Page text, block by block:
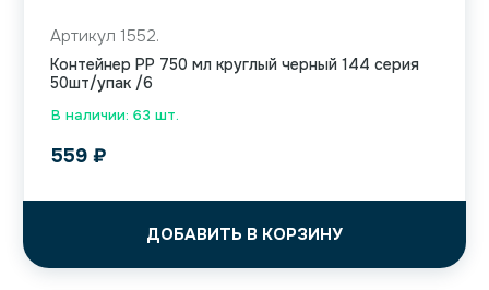
В наличии: 63 шт.
Артикул 1552.
Контейнер PP 750 мл круглый черный 144 серия
50шт/упак /6
559 ₽
ДОБАВИТЬ В КОРЗИНУ